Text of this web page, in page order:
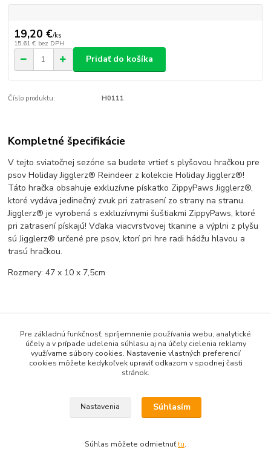
19,20 €/ks
15,61 € bez DPH
Pridať do košíka
Číslo produktu: H0111
Kompletné špecifikácie
V tejto sviatočnej sezóne sa budete vrtieť s plyšovou hračkou pre
psov Holiday Jigglerz® Reindeer z kolekcie Holiday Jigglerz®!
Táto hračka obsahuje exkluzívne pískatko ZippyPaws Jigglerz®,
ktoré vydáva jedinečný zvuk pri zatrasení zo strany na stranu.
Jigglerz® je vyrobená s exkluzívnymi šuštiakmi ZippyPaws, ktoré
pri zatrasení pískajú! Vďaka viacvrstvovej tkanine a výplni z plyšu
sú Jigglerz® určené pre psov, ktorí pri hre radi hádžu hlavou a
trasú hračkou.
Rozmery: 47 x 10 x 7,5cm
Tovar zaradený v kategóriách
VIANOCE
Pre základnú funkčnosť, spríjemnenie používania webu, analytické
účely a v prípade udelenia súhlasu aj na účely cielenia reklamy
využívame súbory cookies. Nastavenie vlastných preferencií
cookies môžete kedykoľvek upraviť odkazom v spodnej časti
stránok.
Nastavenia Súhlasím
Súhlas môžete odmietnuťtu.